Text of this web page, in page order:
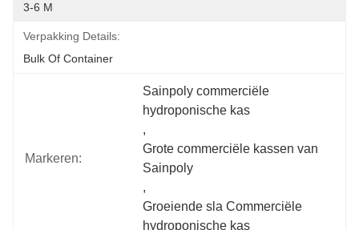
3-6 M
Verpakking Details:
Bulk Of Container
Markeren:
Sainpoly commerciële
hydroponische kas
,
Grote commerciële kassen van
Sainpoly
,
Groeiende sla Commerciële
hydroponische kas